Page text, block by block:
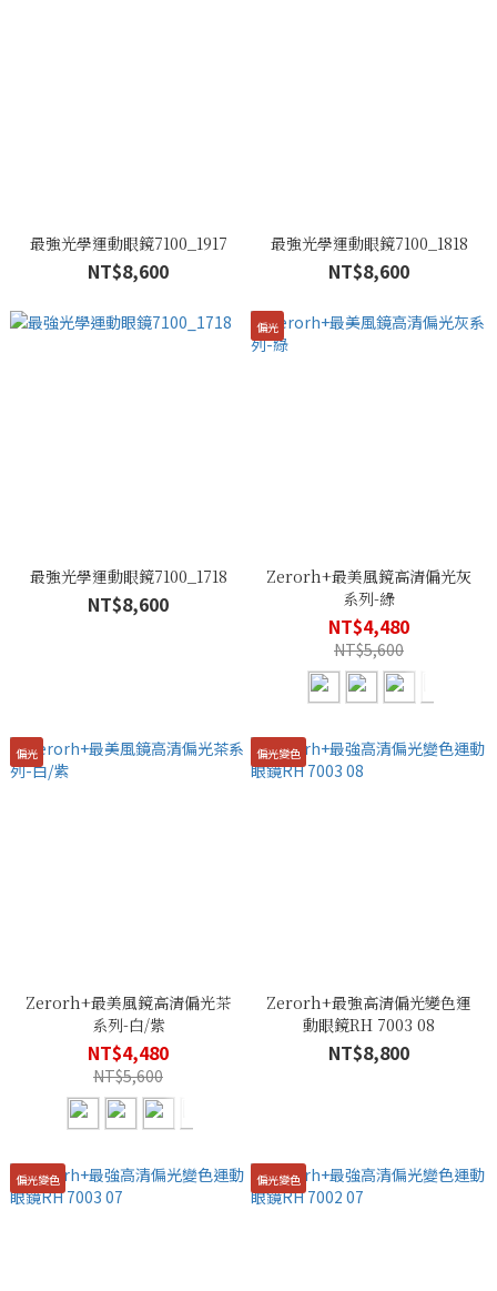
最強光學運動眼鏡7100_1917
NT$8,600
最強光學運動眼鏡7100_1818
NT$8,600
最強光學運動眼鏡7100_1718
NT$8,600
偏光
Zerorh+最美風鏡高清偏光灰
系列-綠
NT$4,480
NT$5,600
偏光
Zerorh+最美風鏡高清偏光茶
系列-白/紫
NT$4,480
NT$5,600
偏光變色
Zerorh+最強高清偏光變色運
動眼鏡RH 7003 08
NT$8,800
偏光變色 偏光變色